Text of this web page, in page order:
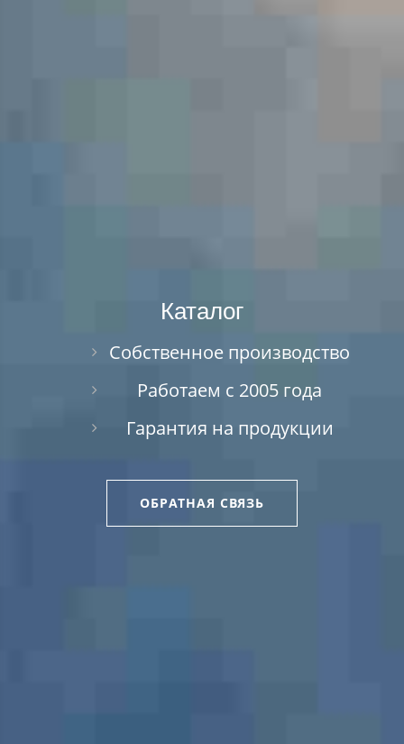
Каталог
Собственное производство
Работаем с 2005 года
Гарантия на продукции
ОБРАТНАЯ СВЯЗЬ